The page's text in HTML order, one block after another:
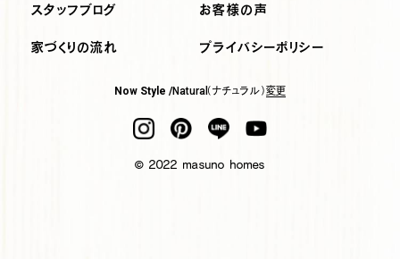
スタッフブログ お客様の声
家づくりの流れ プライバシーポリシー
Now Style /Natural （ナチュラル）変更
© 2022 masuno homes